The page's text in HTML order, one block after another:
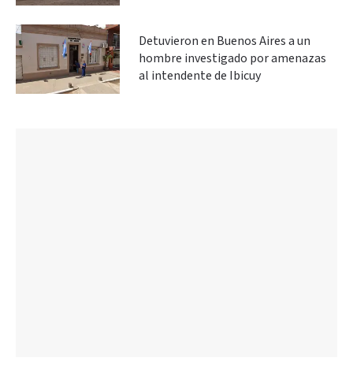
Detuvieron en Buenos Aires a un
hombre investigado por amenazas
al intendente de Ibicuy